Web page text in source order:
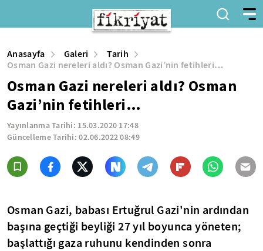
Anasayfa Galeri
Tarih
Osman Gazi nereleri aldı? Osman Gazi’nin fetihleri…
Osman Gazi nereleri aldı? Osman
Gazi’nin fetihleri…
Yayınlanma Tarihi: 15.03.2020 17:48
Güncelleme Tarihi:02.06.2022 08:49
Osman Gazi, babası Ertuğrul Gazi'nin ardından
başına geçtiği beyliği 27 yıl boyunca yöneten;
başlattığı gaza ruhunu kendinden sonra